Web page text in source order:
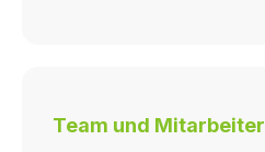
Team und Mitarbeiter